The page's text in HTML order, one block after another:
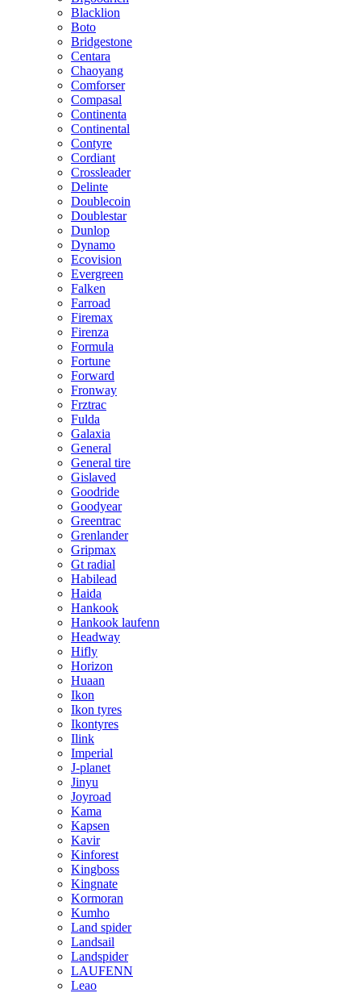
Blacklion
Boto
Bridgestone
Centara
Chaoyang
Comforser
Compasal
Continenta
Continental
Contyre
Cordiant
Crossleader
Delinte
Doublecoin
Doublestar
Dunlop
Dynamo
Ecovision
Evergreen
Falken
Farroad
Firemax
Firenza
Formula
Fortune
Forward
Fronway
Frztrac
Fulda
Galaxia
General
General tire
Gislaved
Goodride
Goodyear
Greentrac
Grenlander
Gripmax
Gt radial
Habilead
Haida
Hankook
Hankook laufenn
Headway
Hifly
Horizon
Huaan
Ikon
Ikon tyres
Ikontyres
Ilink
Imperial
J-planet
Jinyu
Joyroad
Kama
Kapsen
Kavir
Kinforest
Kingboss
Kingnate
Kormoran
Kumho
Land spider
Landsail
Landspider
LAUFENN
Leao